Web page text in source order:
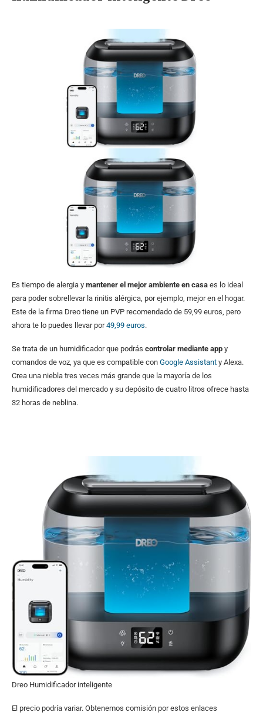
Es tiempo de alergia y mantener el mejor ambiente en casa es lo ideal
para poder sobrellevar la rinitis alérgica, por ejemplo, mejor en el hogar.
Este de la firma Dreo tiene un PVP recomendado de 59,99 euros, pero
ahora te lo puedes llevar por49,99 euros.
Se trata de un humidificador que podrás controlar mediante app y
comandos de voz, ya que es compatible con Google Assistant y Alexa.
Crea una niebla tres veces más grande que la mayoría de los
humidificadores del mercado y su depósito de cuatro litros ofrece hasta
32 horas de neblina.
Dreo Humidificador inteligente
El precio podría variar. Obtenemos comisión por estos enlaces